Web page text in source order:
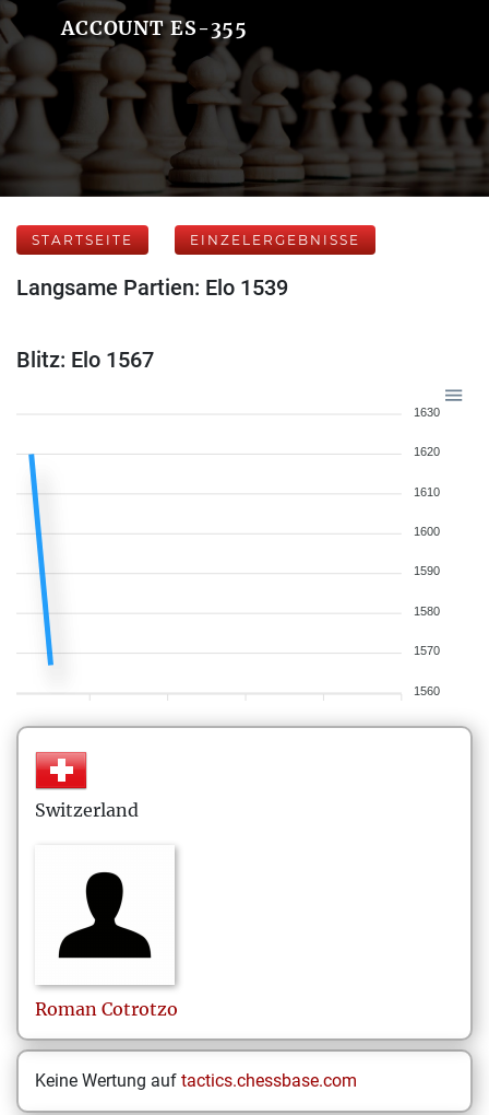
ACCOUNT ES-355
STARTSEITE EINZELERGEBNISSE
Langsame Partien: Elo 1539
Blitz: Elo 1567
1630
1620
1610
1600
1590
1580
1570
1560
Switzerland
Roman Cotrotzo
Keine Wertung auf tactics.chessbase.com